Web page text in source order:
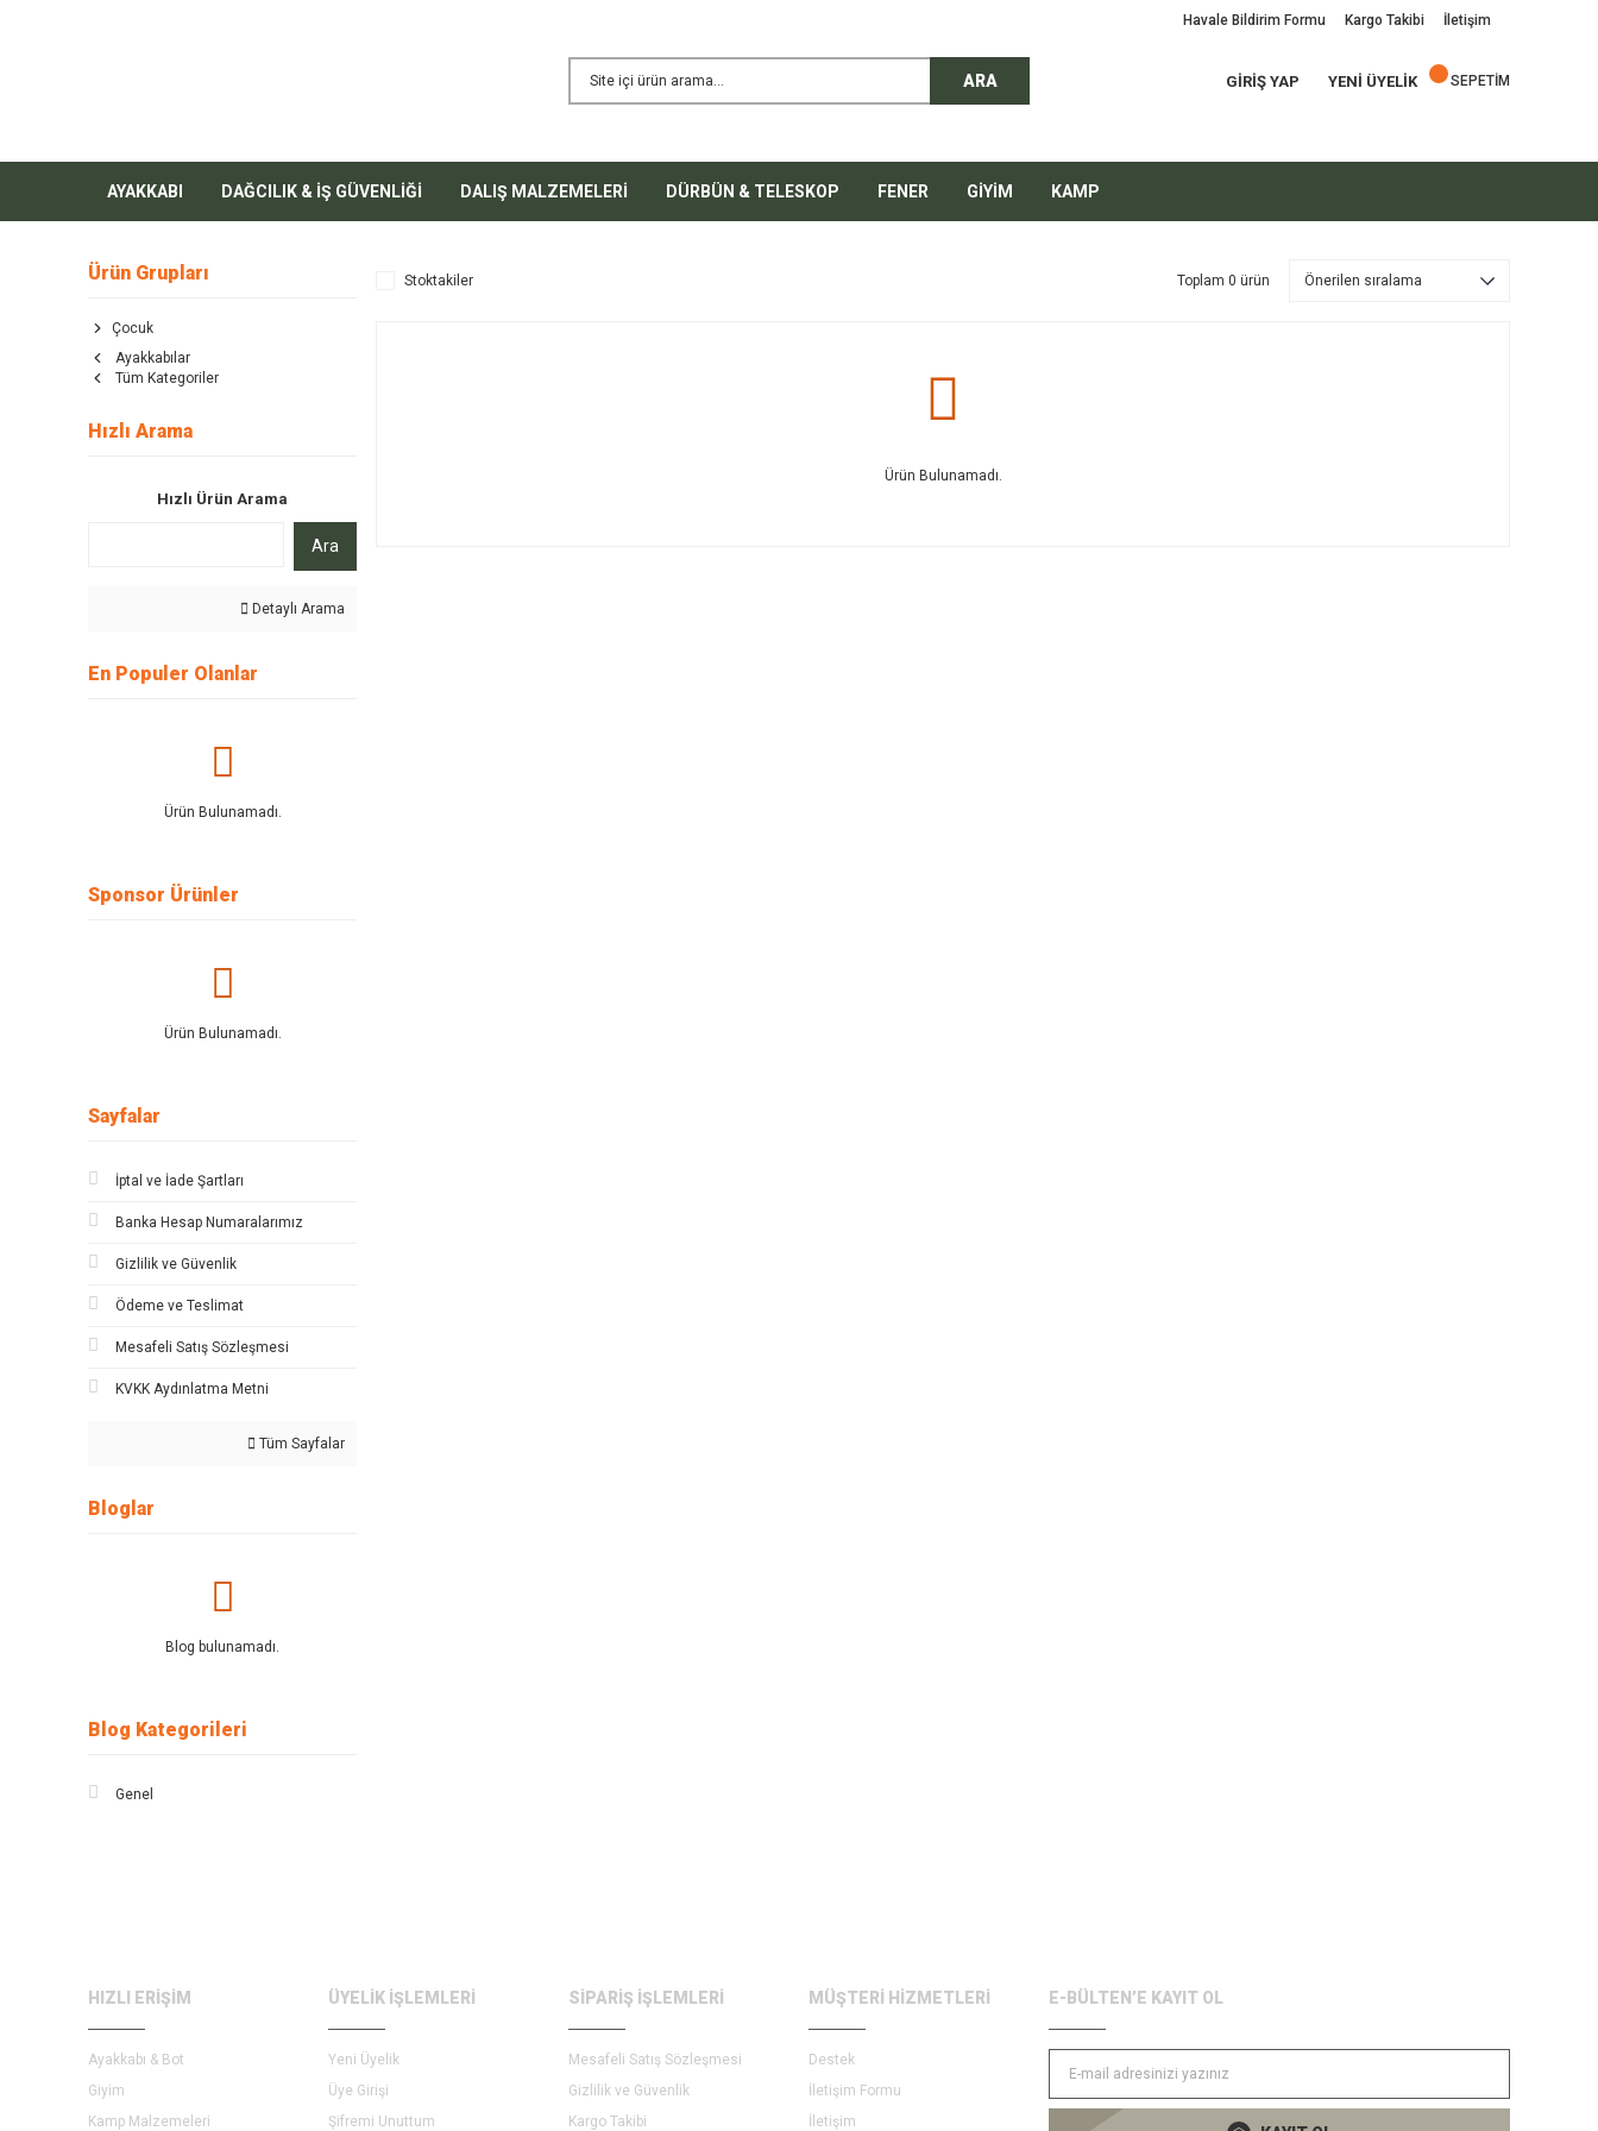
ARA GİRİŞ YAP YENİ ÜYELİK SEPETİM
Havale Bildirim Formu Kargo Takibi İletişim
AYAKKABI DAĞCILIK & İŞ GÜVENLİĞİ DALIŞ MALZEMELERİ DÜRBÜN & TELESKOP FENER GİYİM KAMP
Ürün Grupları
Çocuk
Ayakkabılar
Tüm Kategoriler
Hızlı Arama
Hızlı Ürün Arama
Ara
Detaylı Arama
En Populer Olanlar
Ürün Bulunamadı.
Sponsor Ürünler
Ürün Bulunamadı.
Sayfalar
İptal ve İade Şartları
Banka Hesap Numaralarımız
Gizlilik ve Güvenlik
Ödeme ve Teslimat
Mesafeli Satış Sözleşmesi
KVKK Aydınlatma Metni
Tüm Sayfalar
Bloglar
Blog bulunamadı.
Blog Kategorileri
Genel
Stoktakiler Toplam 0 ürün
Ürün Bulunamadı.
HIZLI ERİŞİM
Ayakkabı & Bot
Giyim
Kamp Malzemeleri
ÜYELİK İŞLEMLERİ
Yeni Üyelik
Üye Girişi
Şifremi Unuttum
SİPARİŞ İŞLEMLERİ
Mesafeli Satış Sözleşmesi
Gizlilik ve Güvenlik
Kargo Takibi
MÜŞTERİ HİZMETLERİ
Destek
İletişim Formu
İletişim
E-BÜLTEN’E KAYIT OL